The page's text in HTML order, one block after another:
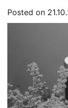
Posted on